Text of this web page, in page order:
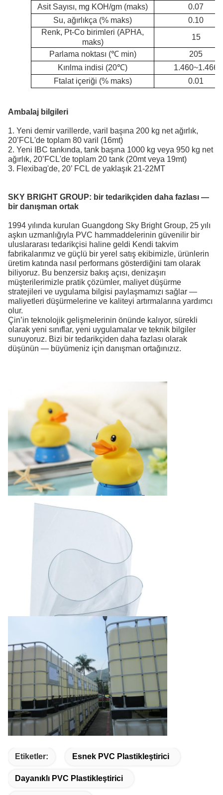
Asit Sayısı, mg KOH/gm (maks)
0.07
Su, ağırlıkça (% maks)
0.10
Renk, Pt-Co birimleri (APHA,
maks)
15
Parlama noktası (℃min)
205
Kırılma indisi (20℃)
1.460~1.466
Ftalat içeriği (% maks)
0.01
Ambalaj bilgileri
1. Yeni demir varillerde, varil başına 200 kg net ağırlık,
20’FCL'de toplam 80 varil (16mt)
2. Yeni IBC tankında, tank başına 1000 kg veya 950 kg net
ağırlık, 20’FCL'de toplam 20 tank (20mt veya 19mt)
3. Flexibag'de, 20’ FCL de yaklaşık 21-22MT
SKY BRIGHT GROUP: bir tedarikçiden daha fazlası —
bir danışman ortak
1994 yılında kurulan Guangdong Sky Bright Group, 25 yılı
aşkın uzmanlığıyla PVC hammaddelerinin güvenilir bir
uluslararası tedarikçisi haline geldi Kendi takvim
fabrikalarımız ve güçlü bir yerel satış ekibimizle, ürünlerin
üretim katında nasıl performans gösterdiğini tam olarak
biliyoruz. Bu benzersiz bakış açısı, denizaşırı
müşterilerimizle pratik çözümler, maliyet düşürme
stratejileri ve uygulama bilgisi paylaşmamızı sağlar —
maliyetleri düşürmelerine ve kaliteyi artırmalarına yardımcı
olur.
Çin’in teknolojik gelişmelerinin önünde kalıyor, sürekli
olarak yeni sınıflar, yeni uygulamalar ve teknik bilgiler
sunuyoruz. Bizi bir tedarikçiden daha fazlası olarak
düşünün — büyümeniz için danışman ortağınızız.
Etiketler: Esnek PVC Plastikleştirici
Dayanıklı PVC Plastikleştirici